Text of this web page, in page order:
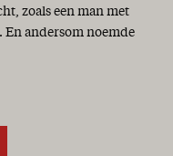
zoals een man met
En andersom noemde